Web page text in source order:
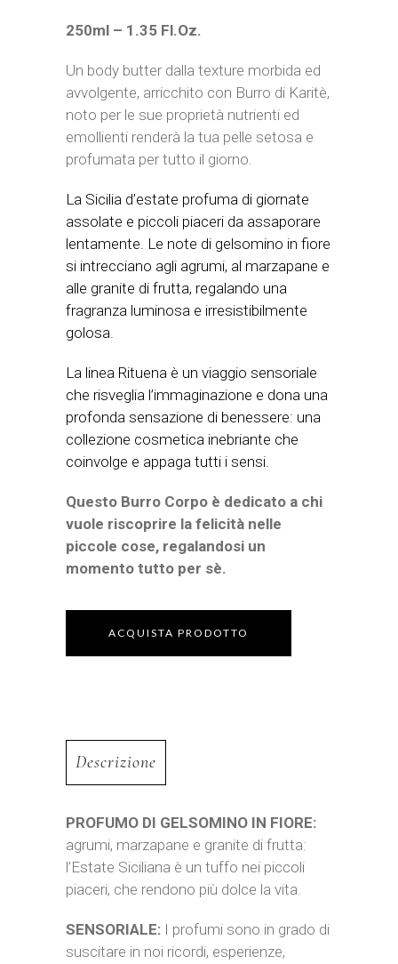
250ml – 1.35 Fl.Oz.
Un body butter dalla texture morbida ed
avvolgente, arricchito con Burro di Karitè,
noto per le sue proprietà nutrienti ed
emollienti renderà la tua pelle setosa e
profumata per tutto il giorno.
La Sicilia d’estate profuma di giornate
assolate e piccoli piaceri da assaporare
lentamente. Le note di gelsomino in fiore
si intrecciano agli agrumi, al marzapane e
alle granite di frutta, regalando una
fragranza luminosa e irresistibilmente
golosa.
La linea Rituena è un viaggio sensoriale
che risveglia l’immaginazione e dona una
profonda sensazione di benessere: una
collezione cosmetica inebriante che
coinvolge e appaga tutti i sensi.
Questo Burro Corpo è dedicato a chi
vuole riscoprire la felicità nelle
piccole cose, regalandosi un
momento tutto per sè.
ACQUISTA PRODOTTO
Descrizione
PROFUMO DI GELSOMINO IN FIORE:
agrumi, marzapane e granite di frutta:
l’Estate Siciliana è un tuffo nei piccoli
piaceri, che rendono più dolce la vita.
SENSORIALE: I profumi sono in grado di
suscitare in noi ricordi, esperienze,